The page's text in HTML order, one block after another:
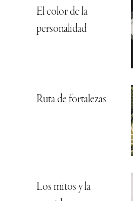
El color de la
personalidad
Ruta de fortalezas
Los mitos y la